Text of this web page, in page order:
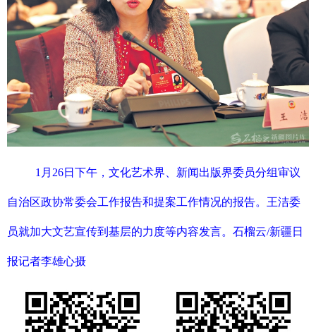
1月26日下午，文化艺术界、新闻出版界委员分组审议
自治区政协常委会工作报告和提案工作情况的报告。王洁委
员就加大文艺宣传到基层的力度等内容发言。石榴云/新疆日
报记者李雄心摄